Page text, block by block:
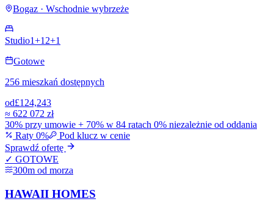
Bogaz · Wschodnie wybrzeże
Studio1+1 2+1
Gotowe
256 mieszkań dostępnych
od£124,243
≈ 622 072 zł
30% przy umowie + 70% w 84 ratach 0% niezależnie od oddania
Raty 0%
Pod klucz w cenie
Sprawdź ofertę
✓ GOTOWE
300m od morza
HAWAII HOMES